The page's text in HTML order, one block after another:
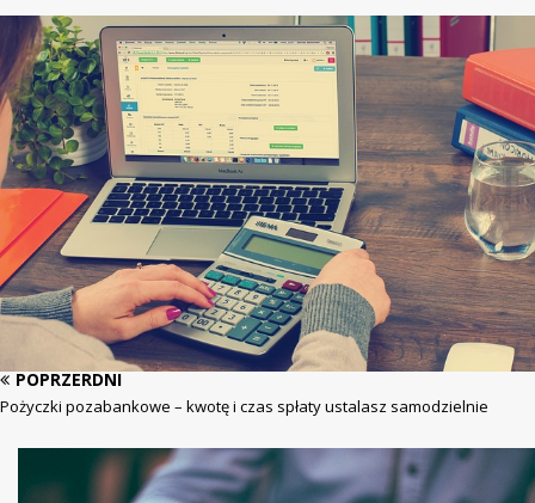
POPRZERDNI
Pożyczki pozabankowe – kwotę i czas spłaty ustalasz samodzielnie